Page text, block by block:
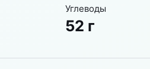
Углеводы
52 г